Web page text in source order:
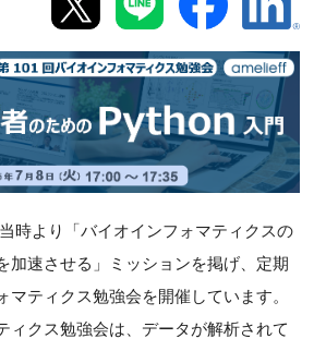
時より「バイオインフォマティクスの
加速させる」ミッションを掲げ、定期
マティクス勉強会を開催しています。
ィクス勉強会は、データが解析されて